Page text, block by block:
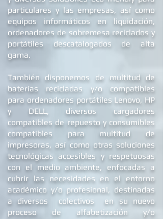
tecnología reacondicionada por encargo
y diversas soluciones eco-friendly para
particulares y las empresas, así como
equipos informáticos en liquidación,
ordenadores desobremesa recicladosy
portátiles descatalogados de alta
gama.
También disponemos de multitud de
baterías recicladas y/o compatibles
para ordenadores portátiles Lenovo, HP
y DELL , diversos cargadores
compatibles de repuest
o y consumibles
compatibles para multitud de
impresoras, así como otras soluciones
tecnológicas accesibles y respetuosas
con el medio ambiente, enfocadas a
cubrir las necesidades en el entorno
académico y/o profesional, destinadas